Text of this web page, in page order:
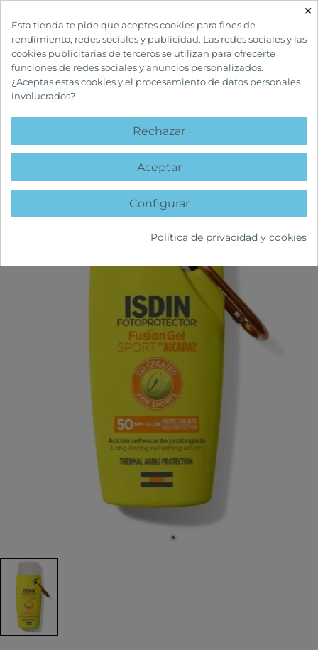
INICIO CUIDADOS SOLARES
favorite
×
Esta tienda te pide que aceptes cookies para fines de
rendimiento, redes sociales y publicidad. Las redes sociales y las
cookies publicitarias de terceros se utilizan para ofrecerte
funciones de redes sociales y anuncios personalizados.
¿Aceptas estas cookies y el procesamiento de datos personales
involucrados?
Rechazar
Aceptar
Configurar
Política de privacidad y cookies